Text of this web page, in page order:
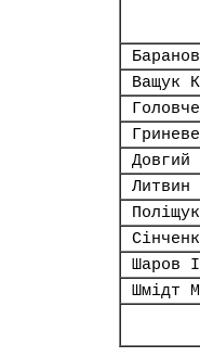
Ващук
Шаров
Шмідт